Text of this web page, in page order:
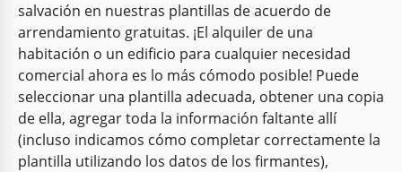
salvación en nuestras plantillas de acuerdo de
arrendamiento gratuitas. ¡El alquiler de una
habitación o un edificio para cualquier necesidad
comercial ahora es lo más cómodo posible! Puede
seleccionar una plantilla adecuada, obtener una copia
de ella, agregar toda la información faltante allí
(incluso indicamos cómo completar correctamente la
plantilla utilizando los datos de los firmantes),